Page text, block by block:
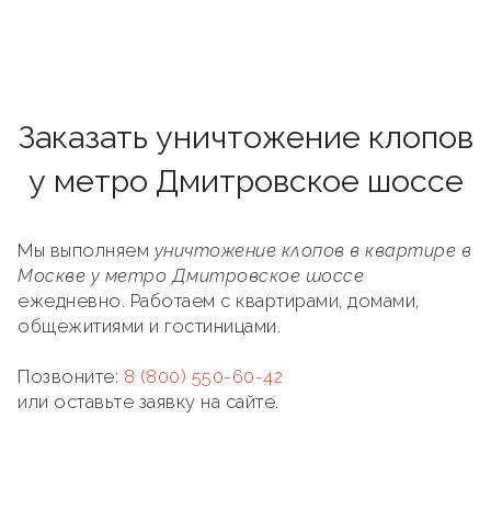
Заказать уничтожение клопов
у метро Дмитровское шоссе
Мы выполняем уничтожение клопов в квартире в
Москве у метро Дмитровское шоссе
ежедневно. Работаем с квартирами, домами,
общежитиями и гостиницами.
Позвоните: 8 (800) 550-60-42
или оставьте заявку на сайте.